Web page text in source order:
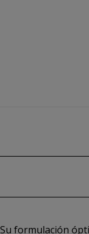
formulación